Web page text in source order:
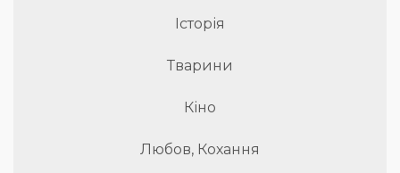
Історія
Тварини
Кіно
Любов, Кохання